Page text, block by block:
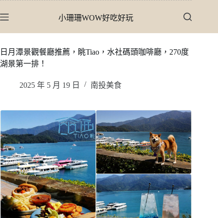
至
內
容
小珊珊WOW好吃好玩
日月潭景觀餐廳推薦，眺Tiao，水社碼頭咖啡廳，270度
湖景第一排！
2025 年 5 月 19 日 南投美食